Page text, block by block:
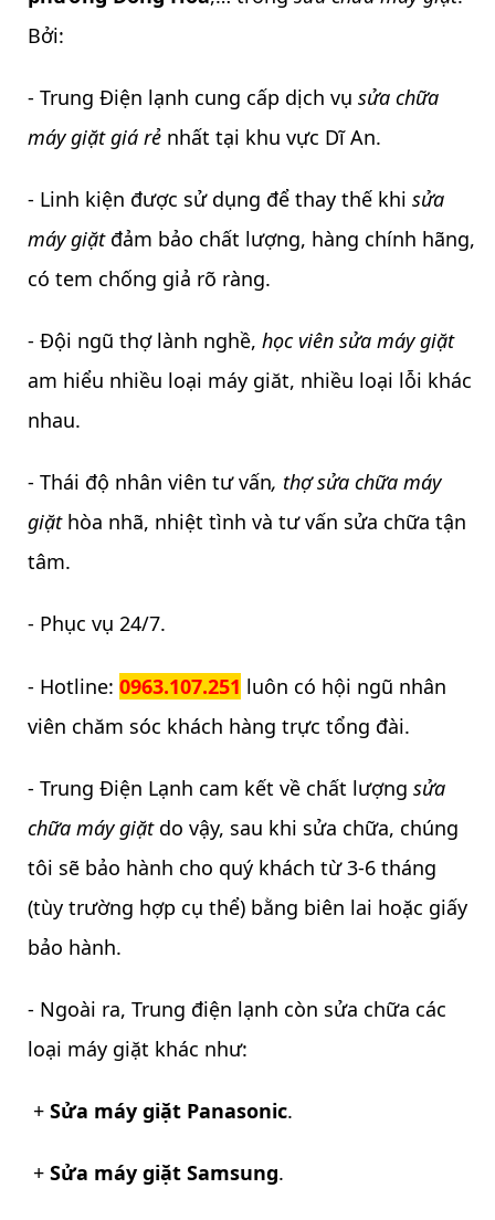
Bởi:
- Trung Điện lạnh cung cấp dịch vụsửa chữa
máy giặt giá rẻ nhất tại khu vực Dĩ An.
- Linh kiện được sử dụng để thay thế khisửa
máy giặtđảm bảo chất lượng, hàng chính hãng,
có tem chống giả rõ ràng.
- Đội ngũ thợ lành nghề,học viên sửa máy giặt
am hiểu nhiều loại máy giăt, nhiều loại lỗi khác
nhau.
- Thái độ nhân viên tư vấn, thợ sửa chữa máy
giặthòa nhã, nhiệt tình và tư vấn sửa chữa tận
tâm.
- Phục vụ 24/7.
- Hotline:0963.107.251 luôn có hội ngũ nhân
viên chăm sóc khách hàng trực tổng đài.
- Trung Điện Lạnh cam kết về chất lượngsửa
chữa máy giặtdo vậy, sau khi sửa chữa, chúng
tôi sẽ bảo hành cho quý khách từ 3-6 tháng
(tùy trường hợp cụ thể) bằng biên lai hoặc giấy
bảo hành.
- Ngoài ra, Trung điện lạnh còn sửa chữa các
loại máy giặt khác như:
+Sửa máy giặt Panasonic.
+Sửa máy giặt Samsung.